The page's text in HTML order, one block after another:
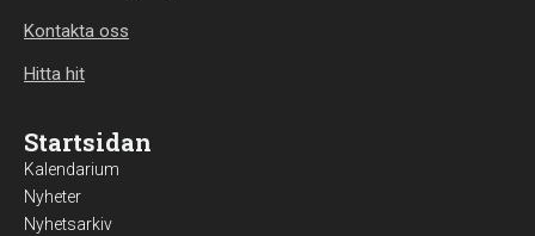
Kontakta oss
Hitta hit
Startsidan
Kalendarium
Nyheter
Nyhetsarkiv